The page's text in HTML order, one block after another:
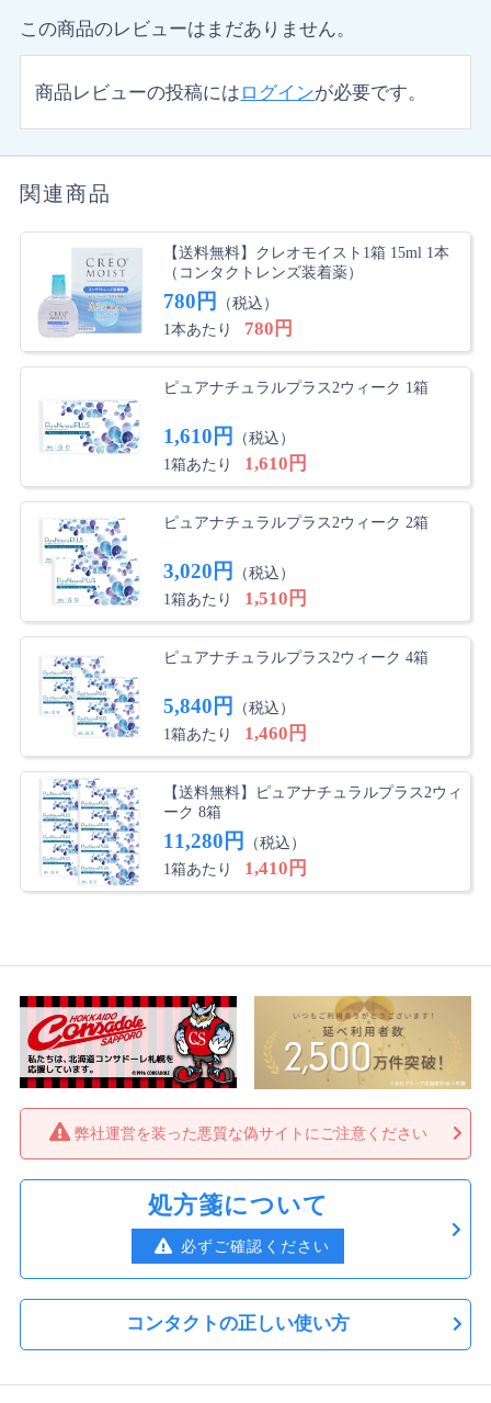
この商品のレビューはまだありません。
商品レビューの投稿には ログインが必要です。
関連商品
【送料無料】クレオモイスト1箱 15ml 1本
（コンタクトレンズ装着薬）
780円
（税込）
1本あたり
780円
ピュアナチュラルプラス2ウィーク 1箱
1,610円
（税込）
1箱あたり
1,610円
ピュアナチュラルプラス2ウィーク 2箱
3,020円
（税込）
1箱あたり
1,510円
ピュアナチュラルプラス2ウィーク 4箱
5,840円
（税込）
1箱あたり
1,460円
【送料無料】ピュアナチュラルプラス2ウィ
ーク 8箱
11,280円
（税込）
1箱あたり
1,410円
弊社運営を装った悪質な偽サイトにご注意ください
処方箋について
必ずご確認ください
コンタクトの正しい使い方